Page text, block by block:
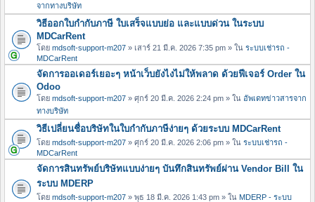
จากทางบริษัท
วิธีออกใบกำกับภาษี ใบเสร็จแบบย่อ และแบบด่วน ในระบบ
MDCarRent
โดย mdsoft-support-m207 » เสาร์ 21 มี.ค. 2026 7:35 pm » ใน ระบบเช่ารถ -
MDCarRent
จัดการออเดอร์เยอะๆ หน้าเว็บยังไงไม่ให้พลาด ด้วยฟีเจอร์ Order ใน
Odoo
โดย mdsoft-support-m207 » ศุกร์ 20 มี.ค. 2026 2:24 pm » ใน อัพเดทข่าวสารจาก
ทางบริษัท
วิธีเปลี่ยนชื่อบริษัทในใบกำกับภาษีง่ายๆ ด้วยระบบ MDCarRent
โดย mdsoft-support-m207 » ศุกร์ 20 มี.ค. 2026 2:06 pm » ใน ระบบเช่ารถ -
MDCarRent
จัดการสินทรัพย์บริษัทแบบง่ายๆ บันทึกสินทรัพย์ผ่าน Vendor Bill ใน
ระบบ MDERP
โดย mdsoft-support-m207 » พุธ 18 มี.ค. 2026 1:43 pm » ใน MDERP - ระบบ